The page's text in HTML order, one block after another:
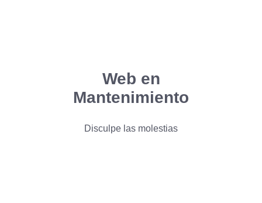
Web en
Mantenimiento
Disculpe las molestias